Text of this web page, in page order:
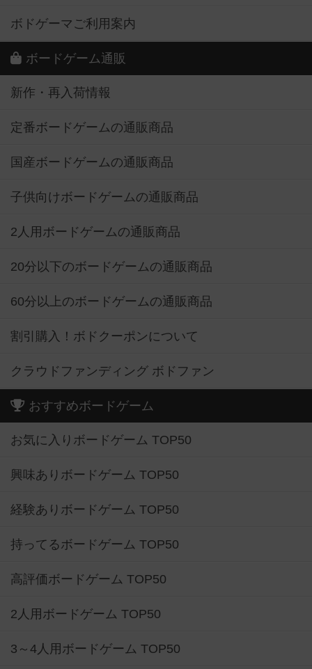
ボドゲーマご利用案内
ボードゲーム通販
新作・再入荷情報
定番ボードゲームの通販商品
国産ボードゲームの通販商品
子供向けボードゲームの通販商品
2人用ボードゲームの通販商品
20分以下のボードゲームの通販商品
60分以上のボードゲームの通販商品
割引購入！ボドクーポンについて
クラウドファンディング ボドファン
おすすめボードゲーム
お気に入りボードゲーム TOP50
興味ありボードゲーム TOP50
経験ありボードゲーム TOP50
持ってるボードゲーム TOP50
高評価ボードゲーム TOP50
2人用ボードゲーム TOP50
3～4人用ボードゲーム TOP50